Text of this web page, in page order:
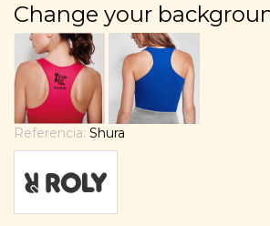
Change your
Referencia: Shura